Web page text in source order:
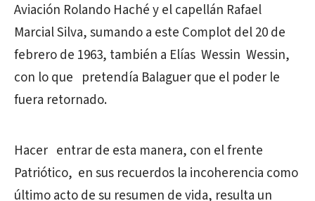
Aviación Rolando Haché y el capellán Rafael
Marcial Silva, sumando a este Complot del 20 de
febrero de 1963, también a Elías Wessin Wessin,
con lo que pretendía Balaguer que el poder le
fuera retornado.
Hacer entrar de esta manera, con el frente
Patriótico, en sus recuerdos la incoherencia como
último acto de su resumen de vida, resulta un